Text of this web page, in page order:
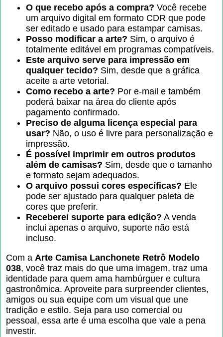
O que recebo após a compra? Você recebe
um arquivo digital em formato CDR que pode
ser editado e usado para estampar camisas.
Posso modificar a arte? Sim, o arquivo é
totalmente editável em programas compatíveis.
Este arquivo serve para impressão em
qualquer tecido? Sim, desde que a gráfica
aceite a arte vetorial.
Como recebo a arte? Por e-mail e também
poderá baixar na área do cliente após
pagamento confirmado.
Preciso de alguma licença especial para
usar? Não, o uso é livre para personalização e
impressão.
É possível imprimir em outros produtos
além de camisas? Sim, desde que o tamanho
e formato sejam adequados.
O arquivo possui cores específicas? Ele
pode ser ajustado para qualquer paleta de
cores que preferir.
Receberei suporte para edição? A venda
inclui apenas o arquivo, suporte não está
incluso.
Com a Arte Camisa Lanchonete Retrô Modelo
038, você traz mais do que uma imagem, traz uma
identidade para quem ama hambúrguer e cultura
gastronômica. Aproveite para surpreender clientes,
amigos ou sua equipe com um visual que une
tradição e estilo. Seja para uso comercial ou
pessoal, essa arte é uma escolha que vale a pena
investir.